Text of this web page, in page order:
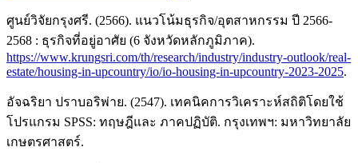
ศูนย์วิจัยกรุงศรี. (2566). แนวโน้มธุรกิจ/อุตสาหกรรม ปี 2566-
2568 : ธุรกิจที่อยู่อาศัย (6 จังหวัดหลักภูมิภาค).
https://www.krungsri.com/th/research/industry/industry-outlook/real-
estate/housing-in-upcountry/io/io-housing-in-upcountry-2023-2025.
อัจฉริยา ปราบอริพ่าย. (2547). เทคนิคการวิเคราะห์สถิติโดยใช้
โปรแกรม SPSS: ทฤษฎีและ ภาคปฏิบัติ. กรุงเทพฯ: มหาวิทยาลัย
เกษตรศาสตร์.